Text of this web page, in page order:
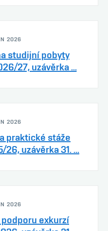
2026
studijní pobyty
27, uzávěrka ...
2026
praktické stáže
26, uzávěrka 31. ...
2026
exkurzí